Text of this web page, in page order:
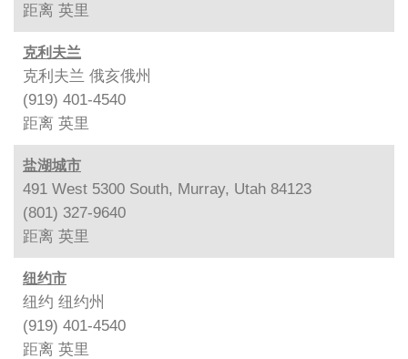
距离 英里
克利夫兰
克利夫兰 俄亥俄州
(919) 401-4540
距离 英里
盐湖城市
491 West 5300 South, Murray, Utah 84123
(801) 327-9640
距离 英里
纽约市
纽约 纽约州
(919) 401-4540
距离 英里